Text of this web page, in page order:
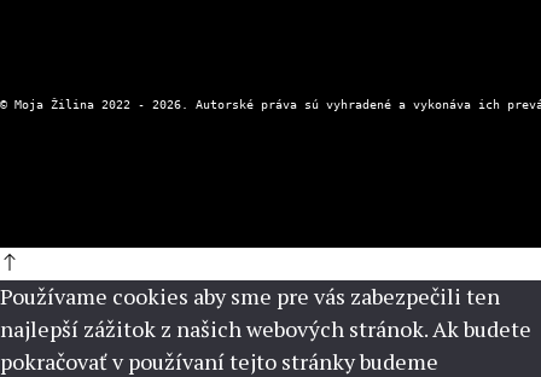
Používame cookies aby sme pre vás zabezpečili ten
najlepší zážitok z našich webových stránok. Ak budete
pokračovať v používaní tejto stránky budeme